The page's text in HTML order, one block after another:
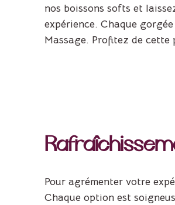
nos boissons softs et
expérience. Chaque
Massage. Profitez de
Pour agrémenter votre
Chaque option est